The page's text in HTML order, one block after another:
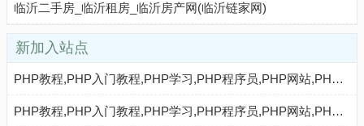
临沂二手房_临沂租房_临沂房产网(临沂链家网)
新加入站点
PHP教程,PHP入门教程,PHP学习,PHP程序员,PHP网站,PHP视频教程,Mysql教程,CMS教程,AI秒收录 - AI秒收录
PHP教程,PHP入门教程,PHP学习,PHP程序员,PHP网站,PHP视频教程,Mysql教程,CMS教程,AI收录网 - AI收录网